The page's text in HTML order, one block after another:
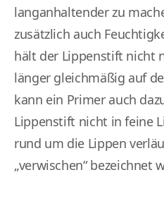
langanhaltender zu
zusätzlich auch
hält der Lippenstift nicht
länger gleichmäßig auf
kann ein Primer auch
Lippenstift nicht in feine
rund um die Lippen
„verwischen“ bezeichnet